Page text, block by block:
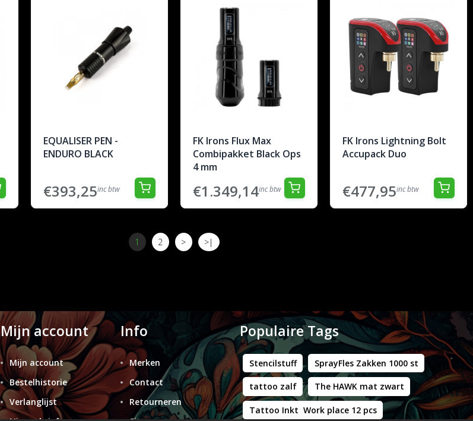
EQUALISER PEN -
ENDURO BLACK
€393,25inc btw
FK Irons Flux Max
Combipakket Black Ops
4 mm
€1.349,14inc btw
FK Irons Lightning Bolt
Accupack Duo
€477,95inc btw
1 2 > >|
Mijn account
Mijn account
Bestelhistorie
Verlanglijst
Info
Merken
Contact
Retourneren
Populaire Tags
Stencilstuff SprayFles Zakken 1000 st
tattoo zalf The HAWK mat zwart
Tattoo Inkt Work place 12 pcs